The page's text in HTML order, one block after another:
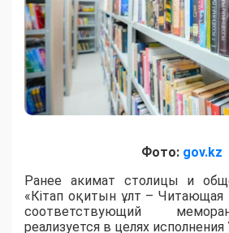
Фото: gov.kz
Ранее акимат столицы и
«Кітап оқитын ұлт – Читающая
соответствующий
реализуется в целях